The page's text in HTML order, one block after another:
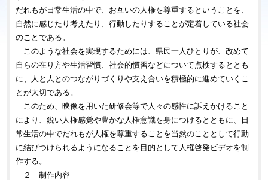
だれもが日常生活の中で、お互いの人権を尊重するということを、
自然に感じたり考えたり、行動したりすることが定着している社会
のことである。
このような社会を実現するためには、県民一人ひとりが、改めて
自らの在り方や生活習慣、社会的慣習などについて点検するととも
に、人と人とのつながりづくりや支え合いを積極的に進めていくこ
とが大切である。
このため、映像を用いた研修会等で人々の感性に訴えかけること
により、鋭い人権感覚や豊かな人権意識を身につけるとともに、日
常生活の中でだれもが人権を尊重することを当然のこととして行動
に結びつけられるようになることを目的として人権啓発ビデオを制
作する。
２ 制作内容